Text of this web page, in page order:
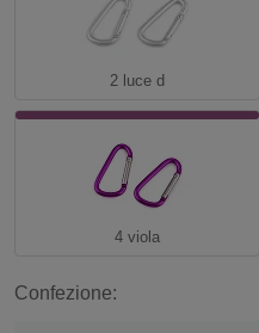
2 luce d
4 viola
Confezione: